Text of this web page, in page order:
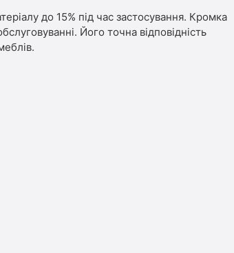
до 15% під час застосування. Кромка
Його точна відповідність